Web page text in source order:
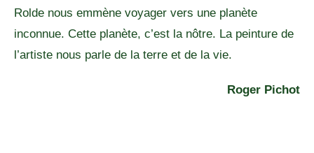
Rolde nous emmène voyager vers une planète
inconnue. Cette planète, c’est la nôtre. La peinture de
l’artiste nous parle de la terre et de la vie.
Roger Pichot